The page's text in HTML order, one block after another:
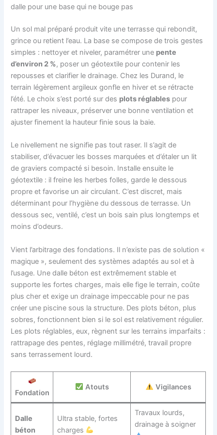
dalle pour une base qui ne bouge pas
Un sol mal préparé produit vite une terrasse qui rebondit,
grince ou retient l’eau. La base se compose de trois gestes
simples : nettoyer et niveler, paramétrer une pente
d’environ 2 %, poser un géotextile pour contenir les
repousses et clarifier le drainage. Chez les Durand, le
terrain légèrement argileux gonfle en hiver et se rétracte
l’été. Le choix s’est porté sur des plots réglables pour
rattraper les niveaux, préserver une bonne ventilation et
ajuster finement la hauteur finie sous la baie.
Le nivellement ne signifie pas tout raser. Il s’agit de
stabiliser, d’évacuer les bosses marquées et d’étaler un lit
de graviers compacté si besoin. Installe ensuite le
géotextile : il freine les herbes folles, garde le dessous
propre et favorise un air circulant. C’est discret, mais
déterminant pour l’hygiène du dessous de terrasse. Un
dessous sec, ventilé, c’est un bois sain plus longtemps et
moins d’odeurs.
Vient l’arbitrage des fondations. Il n’existe pas de solution «
magique », seulement des systèmes adaptés au sol et à
l’usage. Une dalle béton est extrêmement stable et
supporte les fortes charges, mais elle fige le terrain, coûte
plus cher et exige un drainage impeccable pour ne pas
créer une piscine sous la structure. Des plots béton, plus
sobres, fonctionnent bien si le sol est relativement régulier.
Les plots réglables, eux, règnent sur les terrains imparfaits :
rattrapage des pentes, réglage millimétré, travail propre
sans terrassement lourd.
Fondation
Atouts Vigilances
Dalle
béton
Ultra stable, fortes
charges
Travaux lourds,
drainage à soigner